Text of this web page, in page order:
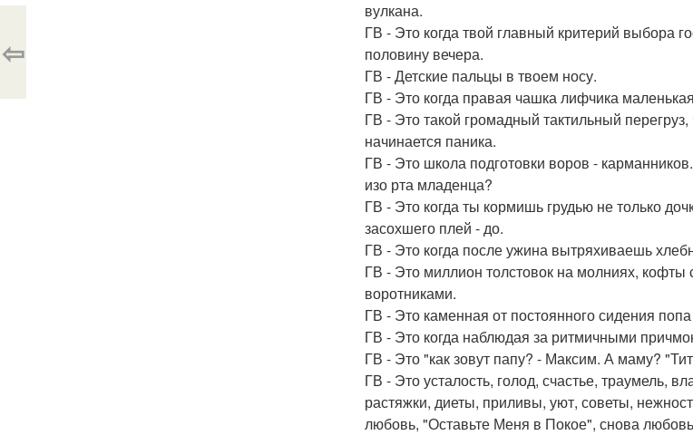
вулкана.
ГВ - Это когда твой главный критерий выбора
половину вечера.
ГВ - Детские пальцы в твоем носу.
ГВ - Это когда правая чашка лифчика
ГВ - Это такой громадный тактильный
начинается паника.
ГВ - Это школа подготовки воров -
изо рта младенца?
ГВ - Это когда ты кормишь грудью не только
засохшего плей - до.
ГВ - Это когда после ужина вытряхиваешь
ГВ - Это миллион толстовок на молниях, кофты
воротниками.
ГВ - Это каменная от постоянного сидения
ГВ - Это когда наблюдая за ритмичными
ГВ - Это "как зовут папу? - Максим. А маму?
ГВ - Это усталость, голод, счастье, траумель,
растяжки, диеты, приливы, уют, советы,
любовь, "Оставьте Меня в Покое", снова
⇦